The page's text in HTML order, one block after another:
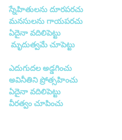
స్నేహితులను దూరపరచు
మనసులను గాయపరచు
ఏదైనా వదిలిపెట్టు
మృదుత్వమే చూపెట్టు
ఎదుగుదల అడ్డగించు
అవినీతిని ప్రోత్సహించు
ఏదైనా వదిలిపెట్టు
వీరత్వం చూపించు